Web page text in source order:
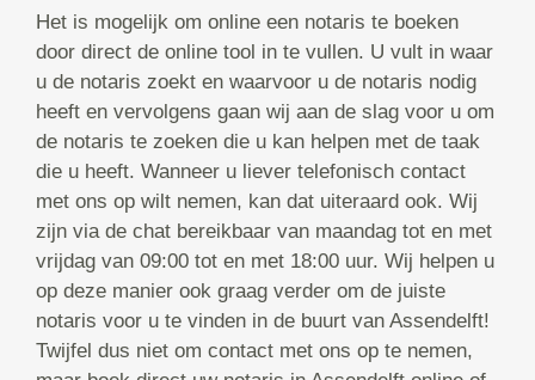
Het is mogelijk om online een notaris te boeken
door direct de online tool in te vullen. U vult in waar
u de notaris zoekt en waarvoor u de notaris nodig
heeft en vervolgens gaan wij aan de slag voor u om
de notaris te zoeken die u kan helpen met de taak
die u heeft. Wanneer u liever telefonisch contact
met ons op wilt nemen, kan dat uiteraard ook. Wij
zijn via de chat bereikbaar van maandag tot en met
vrijdag van 09:00 tot en met 18:00 uur. Wij helpen u
op deze manier ook graag verder om de juiste
notaris voor u te vinden in de buurt van Assendelft!
Twijfel dus niet om contact met ons op te nemen,